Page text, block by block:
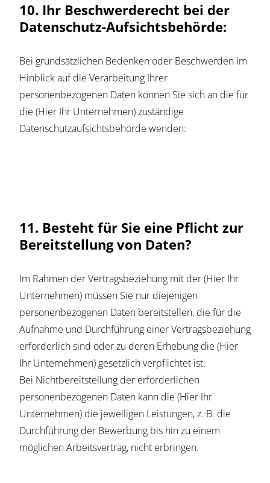
10. Ihr Beschwerderecht bei der
Datenschutz-Aufsichtsbehörde:
Bei grundsätzlichen Bedenken oder Beschwerden im
Hinblick auf die Verarbeitung Ihrer
personenbezogenen Daten können Sie sich an die für
die (Hier Ihr Unternehmen) zuständige
Datenschutzaufsichtsbehörde wenden:
11. Besteht für Sie eine Pflicht zur
Bereitstellung von Daten?
Im Rahmen der Vertragsbeziehung mit der (Hier Ihr
Unternehmen) müssen Sie nur diejenigen
personenbezogenen Daten bereitstellen, die für die
Aufnahme und Durchführung einer Vertragsbeziehung
erforderlich sind oder zu deren Erhebung die (Hier
Ihr Unternehmen) gesetzlich verpflichtet ist.
Bei Nichtbereitstellung der erforderlichen
personenbezogenen Daten kann die (Hier Ihr
Unternehmen) die jeweiligen Leistungen, z. B. die
Durchführung der Bewerbung bis hin zu einem
möglichen Arbeitsvertrag, nicht erbringen.